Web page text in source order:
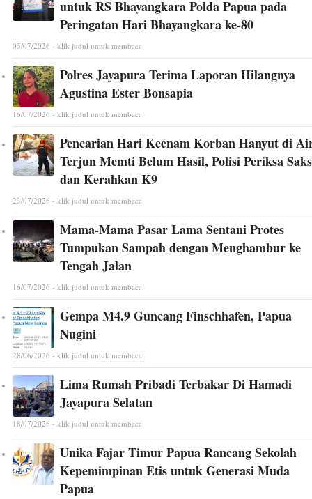
untuk RS Bhayangkara Polda Papua pada
Peringatan Hari Bhayangkara ke-80
05/07/2026 - klik judul untuk membaca
Polres Jayapura Terima Laporan Hilangnya
Agustina Ester Bonsapia
16/07/2026 - klik judul untuk membaca
Pencarian Hari Keenam Korban Hanyut di
Terjun Memti Belum Hasil, Polisi Periksa
dan Kerahkan K9
23/07/2026 - klik judul untuk membaca
Mama-Mama Pasar Lama Sentani Protes
Tumpukan Sampah dengan Menghambur ke
Tengah Jalan
16/07/2026 - klik judul untuk membaca
Gempa M4.9 Guncang Finschhafen, Papua
Nugini
28/06/2026 - klik judul untuk membaca
Lima Rumah Pribadi Terbakar Di Hamadi
Jayapura Selatan
18/07/2026 - klik judul untuk membaca
Unika Fajar Timur Papua Rancang Sekolah
Kepemimpinan Etis untuk Generasi Muda
Papua